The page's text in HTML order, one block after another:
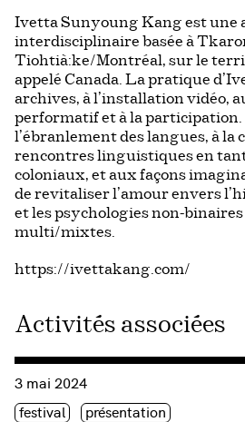
Ivetta Sunyoung Kang est une
interdisciplinaire basée à
Tiohtià:ke/Montréal, sur le
appelé Canada. La pratique
archives, à l’installation vidéo,
performatif et à la participation.
l’ébranlement des langues, à la
rencontres linguistiques en
coloniaux, et aux façons
de revitaliser l’amour envers
et les psychologies non-
multi/mixtes.
https://ivettakang.com/
Activités associées
Consulter « [HTMlles 2024]
3 mai 2024
Étiquette(s)
festival présentation